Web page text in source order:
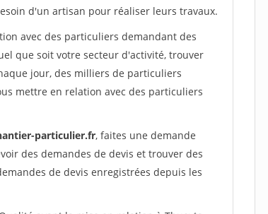
d'un artisan pour réaliser leurs travaux.
avec des particuliers demandant des
que soit votre secteur d'activité, trouver
jour, des milliers de particuliers
mettre en relation avec des particuliers
particulier.fr, faites une demande
des demandes de devis et trouver des
de devis enregistrées depuis les